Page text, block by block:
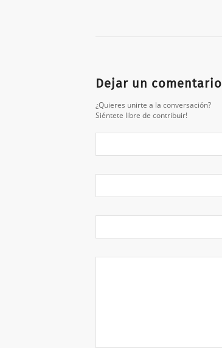
Dejar un comentario
¿Quieres unirte a la conversación?
Siéntete libre de contribuir!